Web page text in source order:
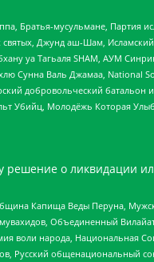
Братья-мусульмане, Партия
Джунд аш-Шам,
уа Тагьаля SHAM, АУМ
Сунна Валь Джамаа, National
добровольческий батальон
Убийц, Молодёжь Которая
решение о ликвидации
Капища Веды Перуна,
Объединенный
воли народа, Национальная
Русский общенациональный